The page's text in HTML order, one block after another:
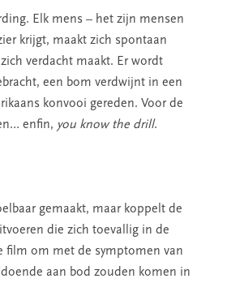
Elk mens – het zijn mensen
krijgt, maakt zich spontaan
zich verdacht maakt. Er wordt
een bom verdwijnt in een
konvooi gereden. Voor de
enfin, you know the drill.
gemaakt, maar koppelt de
die zich toevallig in de
film om met de symptomen van
aan bod zouden komen in